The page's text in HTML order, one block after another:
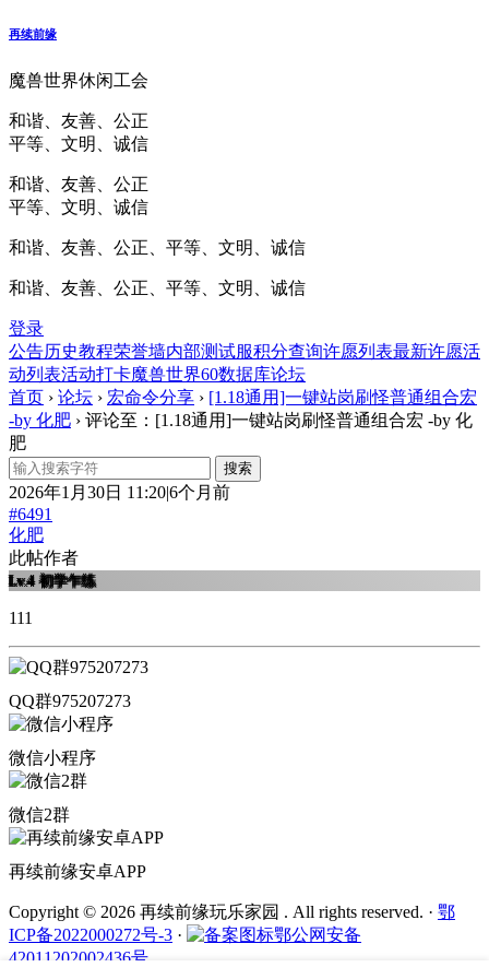
再续前缘
魔兽世界休闲工会
和谐、友善、公正
平等、文明、诚信
和谐、友善、公正
平等、文明、诚信
和谐、友善、公正、平等、文明、诚信
和谐、友善、公正、平等、文明、诚信
登录
公告历史教程荣誉墙内部测试服积分查询许愿列表最新许愿活
动列表活动打卡魔兽世界60数据库论坛
首页 › 论坛 › 宏命令分享 › [1.18通用]一键站岗刷怪普通组合宏
-by 化肥 › 评论至：[1.18通用]一键站岗刷怪普通组合宏 -by 化
肥
2026年1月30日 11:20|6个月前
#6491
化肥
此帖作者
Lv.4 初学乍练
111
QQ群975207273
微信小程序
微信2群
再续前缘安卓APP
Copyright © 2026 再续前缘玩乐家园 . All rights reserved. · 鄂
ICP备2022000272号-3 ·
鄂公网安备
42011202002436号